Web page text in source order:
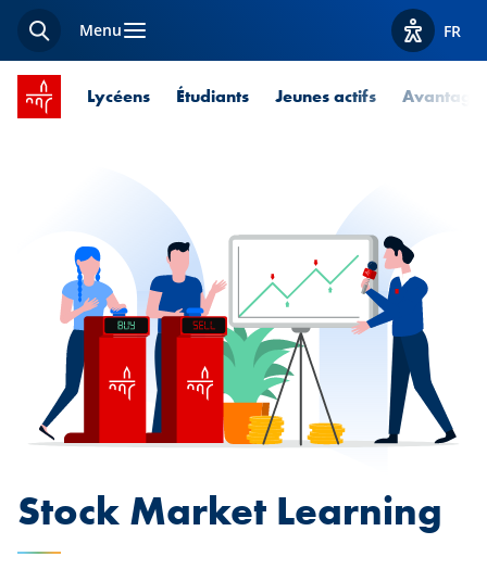
Recherche
Menu Afficher
FR
Accueil SPUERKEESS
Lycéens Étudiants Jeunes actifs
Stock Market Learning